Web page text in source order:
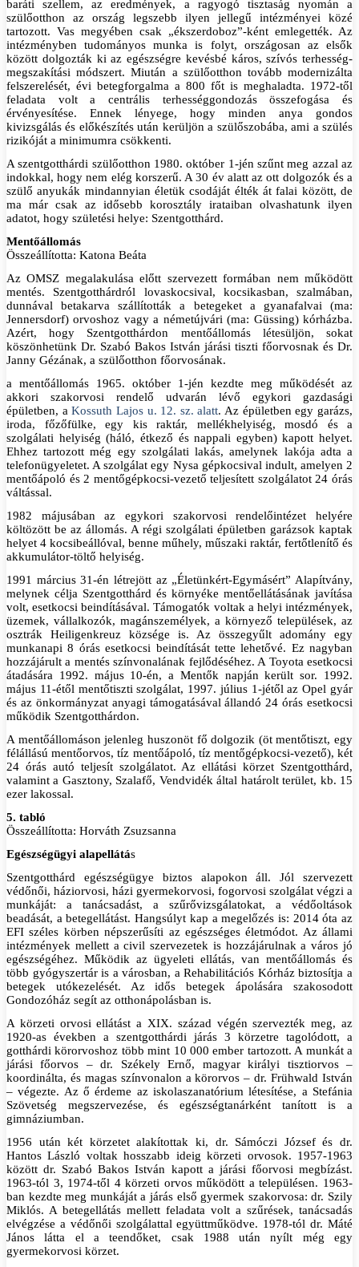
baráti szellem, az eredmények, a ragyogó tisztaság nyomán a
szülőotthon az ország legszebb ilyen jellegű intézményei közé
tartozott. Vas megyében csak „ékszerdoboz”-ként emlegették. Az
intézményben tudományos munka is folyt, országosan az elsők
között dolgozták ki az egészségre kevésbé káros, szívós terhesség-
megszakítási módszert. Miután a szülőotthon tovább modernizálta
felszerelését, évi betegforgalma a 800 főt is meghaladta. 1972-től
feladata volt a centrális terhességgondozás összefogása és
érvényesítése. Ennek lényege, hogy minden anya gondos
kivizsgálás és előkészítés után kerüljön a szülőszobába, ami a szülés
rizikóját a minimumra csökkenti.
A szentgotthárdi szülőotthon 1980. október 1-jén szűnt meg azzal az
indokkal, hogy nem elég korszerű. A 30 év alatt az ott dolgozók és a
szülő anyukák mindannyian életük csodáját élték át falai között, de
ma már csak az idősebb korosztály irataiban olvashatunk ilyen
adatot, hogy születési helye: Szentgotthárd.
Mentőállomás
Összeállította: Katona Beáta
Az OMSZ megalakulása előtt szervezett formában nem működött
mentés. Szentgotthárdról lovaskocsival, kocsikasban, szalmában,
dunnával betakarva szállították a betegeket a gyanafalvai (ma:
Jennersdorf) orvoshoz vagy a németújvári (ma: Güssing) kórházba.
Azért, hogy Szentgotthárdon mentőállomás létesüljön, sokat
köszönhetünk Dr. Szabó Bakos István járási tiszti főorvosnak és Dr.
Janny Gézának, a szülőotthon főorvosának.
a mentőállomás 1965. október 1-jén kezdte meg működését az
akkori szakorvosi rendelő udvarán lévő egykori gazdasági
épületben, a Kossuth Lajos u. 12. sz. alatt. Az épületben egy garázs,
iroda, főzőfülke, egy kis raktár, mellékhelyiség, mosdó és a
szolgálati helyiség (háló, étkező és nappali egyben) kapott helyet.
Ehhez tartozott még egy szolgálati lakás, amelynek lakója adta a
telefonügyeletet. A szolgálat egy Nysa gépkocsival indult, amelyen 2
mentőápoló és 2 mentőgépkocsi-vezető teljesített szolgálatot 24 órás
váltással.
1982 májusában az egykori szakorvosi rendelőintézet helyére
költözött be az állomás. A régi szolgálati épületben garázsok kaptak
helyet 4 kocsibeállóval, benne műhely, műszaki raktár, fertőtlenítő és
akkumulátor-töltő helyiség.
1991 március 31-én létrejött az „Életünkért-Egymásért” Alapítvány,
melynek célja Szentgotthárd és környéke mentőellátásának javítása
volt, esetkocsi beindításával. Támogatók voltak a helyi intézmények,
üzemek, vállalkozók, magánszemélyek, a környező települések, az
osztrák Heiligenkreuz községe is. Az összegyűlt adomány egy
munkanapi 8 órás esetkocsi beindítását tette lehetővé. Ez nagyban
hozzájárult a mentés színvonalának fejlődéséhez. A Toyota esetkocsi
átadására 1992. május 10-én, a Mentők napján került sor. 1992.
május 11-étől mentőtiszti szolgálat, 1997. július 1-jétől az Opel gyár
és az önkormányzat anyagi támogatásával állandó 24 órás esetkocsi
működik Szentgotthárdon.
A mentőállomáson jelenleg huszonöt fő dolgozik (öt mentőtiszt, egy
félállású mentőorvos, tíz mentőápoló, tíz mentőgépkocsi-vezető), két
24 órás autó teljesít szolgálatot. Az ellátási körzet Szentgotthárd,
valamint a Gasztony, Szalafő, Vendvidék által határolt terület, kb. 15
ezer lakossal.
5. tabló
Összeállította: Horváth Zsuzsanna
Egészségügyi alapellátás
Szentgotthárd egészségügye biztos alapokon áll. Jól szervezett
védőnői, háziorvosi, házi gyermekorvosi, fogorvosi szolgálat végzi a
munkáját: a tanácsadást, a szűrővizsgálatokat, a védőoltások
beadását, a betegellátást. Hangsúlyt kap a megelőzés is: 2014 óta az
EFI széles körben népszerűsíti az egészséges életmódot. Az állami
intézmények mellett a civil szervezetek is hozzájárulnak a város jó
egészségéhez. Működik az ügyeleti ellátás, van mentőállomás és
több gyógyszertár is a városban, a Rehabilitációs Kórház biztosítja a
betegek utókezelését. Az idős betegek ápolására szakosodott
Gondozóház segít az otthonápolásban is.
A körzeti orvosi ellátást a XIX. század végén szervezték meg, az
1920-as években a szentgotthárdi járás 3 körzetre tagolódott, a
gotthárdi körorvoshoz több mint 10 000 ember tartozott. A munkát a
járási főorvos – dr. Székely Ernő, magyar királyi tisztiorvos –
koordinálta, és magas színvonalon a körorvos – dr. Frühwald István
– végezte. Az ő érdeme az iskolaszanatórium létesítése, a Stefánia
Szövetség megszervezése, és egészségtanárként tanított is a
gimnáziumban.
1956 után két körzetet alakítottak ki, dr. Sámóczi József és dr.
Hantos László voltak hosszabb ideig körzeti orvosok. 1957-1963
között dr. Szabó Bakos István kapott a járási főorvosi megbízást.
1963-tól 3, 1974-től 4 körzeti orvos működött a településen. 1963-
ban kezdte meg munkáját a járás első gyermek szakorvosa: dr. Szily
Miklós. A betegellátás mellett feladata volt a szűrések, tanácsadás
elvégzése a védőnői szolgálattal együttműködve. 1978-tól dr. Máté
János látta el a teendőket, csak 1988 után nyílt még egy
gyermekorvosi körzet.